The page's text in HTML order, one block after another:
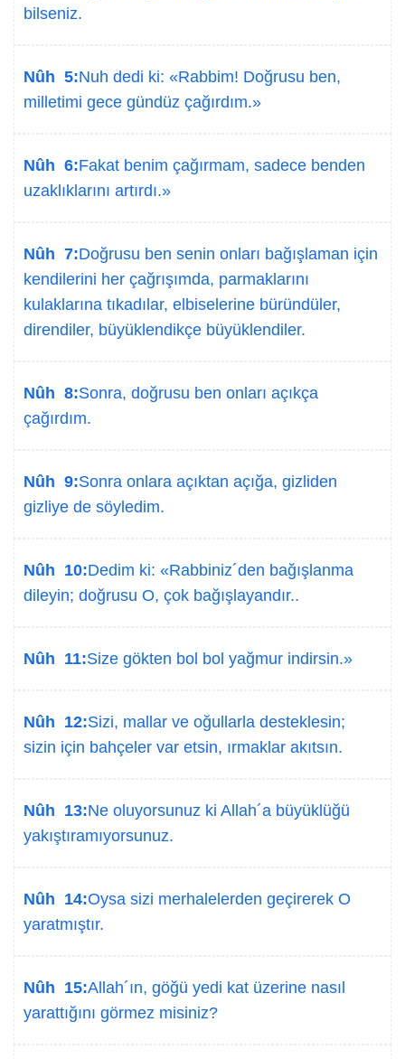
bilseniz.
Nûh 5:Nuh dedi ki: «Rabbim! Doğrusu ben,
milletimi gece gündüz çağırdım.»
Nûh 6:Fakat benim çağırmam, sadece benden
uzaklıklarını artırdı.»
Nûh 7:Doğrusu ben senin onları bağışlaman için
kendilerini her çağrışımda, parmaklarını
kulaklarına tıkadılar, elbiselerine büründüler,
direndiler, büyüklendikçe büyüklendiler.
Nûh 8:Sonra, doğrusu ben onları açıkça
çağırdım.
Nûh 9:Sonra onlara açıktan açığa, gizliden
gizliye de söyledim.
Nûh 10:Dedim ki: «Rabbiniz´den bağışlanma
dileyin; doğrusu O, çok bağışlayandır..
Nûh 11:Size gökten bol bol yağmur indirsin.»
Nûh 12:Sizi, mallar ve oğullarla desteklesin;
sizin için bahçeler var etsin, ırmaklar akıtsın.
Nûh 13:Ne oluyorsunuz ki Allah´a büyüklüğü
yakıştıramıyorsunuz.
Nûh 14:Oysa sizi merhalelerden geçirerek O
yaratmıştır.
Nûh 15:Allah´ın, göğü yedi kat üzerine nasıl
yarattığını görmez misiniz?